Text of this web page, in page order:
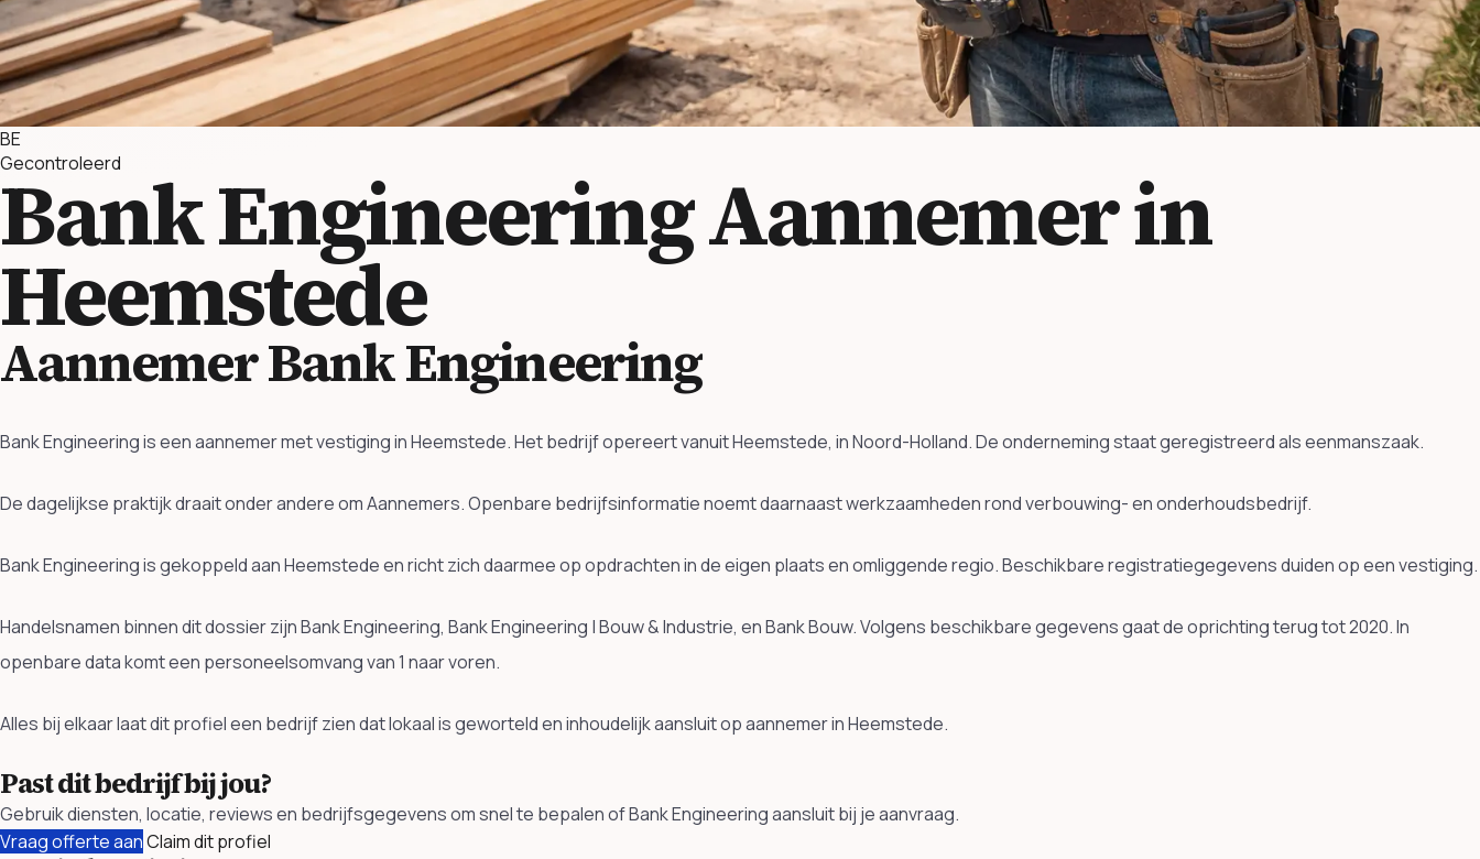
BE
Gecontroleerd
Bank EngineeringAannemer in
Heemstede
Aannemer Bank Engineering
Bank Engineering is een aannemer met vestiging in Heemstede. Het bedrijf opereert vanuit Heemstede, in Noord-Holland. De onderneming staat geregistreerd als eenmanszaak.
De dagelijkse praktijk draait onder andere om Aannemers. Openbare bedrijfsinformatie noemt daarnaast werkzaamheden rond verbouwing- en onderhoudsbedrijf.
Bank Engineering is gekoppeld aan Heemstede en richt zich daarmee op opdrachten in de eigen plaats en omliggende regio. Beschikbare registratiegegevens duiden op een vestiging.
Handelsnamen binnen dit dossier zijn Bank Engineering, Bank Engineering | Bouw & Industrie, en Bank Bouw. Volgens beschikbare gegevens gaat de oprichting terug tot 2020. In
openbare data komt een personeelsomvang van 1 naar voren.
Alles bij elkaar laat dit profiel een bedrijf zien dat lokaal is geworteld en inhoudelijk aansluit op aannemer in Heemstede.
Past dit bedrijf bij jou?
Gebruik diensten, locatie, reviews en bedrijfsgegevens om snel te bepalen of Bank Engineering aansluit bij je aanvraag.
Vraag offerte aanClaim dit profiel